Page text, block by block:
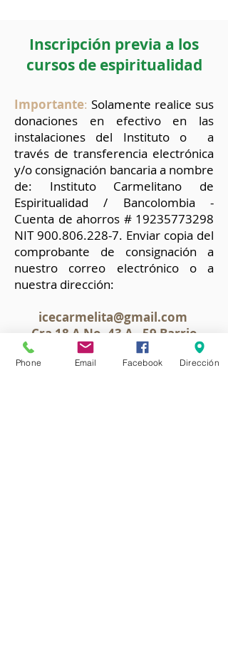
Inscripción previa a los
cursos de espiritualidad
Importante: Solamente realice sus
donaciones en efectivo en las
instalaciones del Instituto o a
través de transferencia electrónica
y/o consignación bancaria a nombre
de: Instituto Carmelitano de
Espiritualidad / Bancolombia -
Cuenta de ahorros # 19235773298
NIT900.806.228-7. Enviar copia del
comprobante de consignación a
nuestro correo electrónico o a
nuestra dirección:
icecarmelita@gmail.com
Cra 18 A No. 43 A - 59 Barrio
Santa Teresita Piso 2 - Bogotá,
Colombia
Phone Email Facebook Dirección